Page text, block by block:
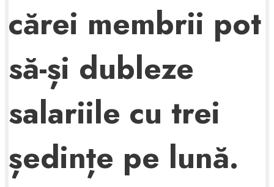
cărei membrii pot
să-și dubleze
salariile cu trei
ședințe pe lună.